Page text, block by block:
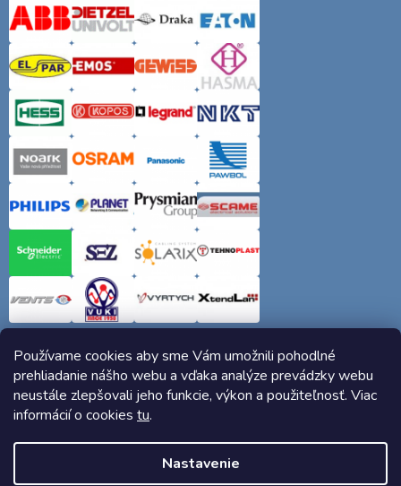
Používame cookies aby sme Vám umožnili pohodlné
prehliadanie nášho webu a vďaka analýze prevádzky webu
neustále zlepšovali jeho funkcie, výkon a použiteľnosť. Viac
informácií o cookies tu.
Nastavenie
Copyright 2026Elektro-siete.sk. Všetky práva vyhradené.